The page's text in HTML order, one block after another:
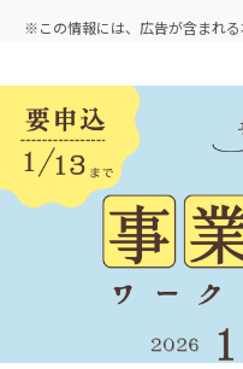
※この情報には、広告が含まれる